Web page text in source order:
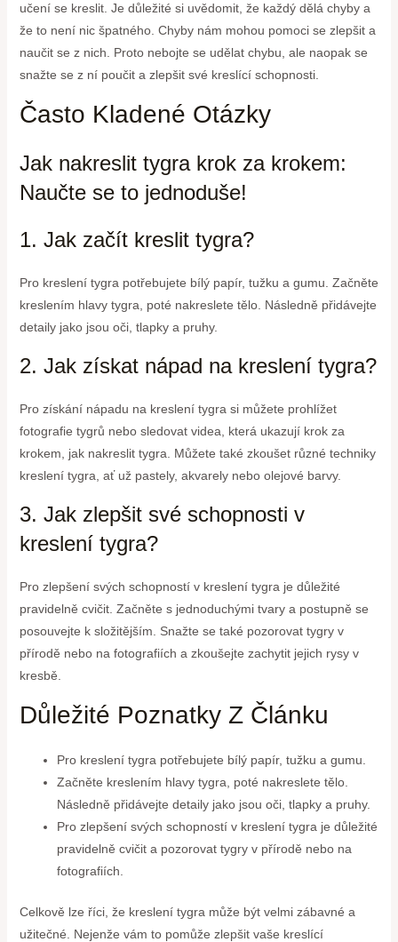
učení se kreslit. Je důležité si uvědomit, že každý dělá chyby a
že to není nic špatného. Chyby nám mohou pomoci se zlepšit a
naučit se z nich. Proto nebojte se udělat chybu, ale naopak se
snažte se z ní poučit a zlepšit své kreslící schopnosti.
Často Kladené Otázky
Jak nakreslit tygra krok za krokem:
Naučte se to jednoduše!
1. Jak začít kreslit tygra?
Pro kreslení tygra potřebujete bílý papír, tužku a gumu. Začněte
kreslením hlavy tygra, poté nakreslete tělo. Následně přidávejte
detaily jako jsou oči, tlapky a pruhy.
2. Jak získat nápad na kreslení tygra?
Pro získání nápadu na kreslení tygra si můžete prohlížet
fotografie tygrů nebo sledovat videa, která ukazují krok za
krokem, jak nakreslit tygra. Můžete také zkoušet různé techniky
kreslení tygra, ať už pastely, akvarely nebo olejové barvy.
3. Jak zlepšit své schopnosti v
kreslení tygra?
Pro zlepšení svých schopností v kreslení tygra je důležité
pravidelně cvičit. Začněte s jednoduchými tvary a postupně se
posouvejte k složitějším. Snažte se také pozorovat tygry v
přírodě nebo na fotografiích a zkoušejte zachytit jejich rysy v
kresbě.
Důležité Poznatky Z Článku
Pro kreslení tygra potřebujete bílý papír, tužku a gumu.
Začněte kreslením hlavy tygra, poté nakreslete tělo.
Následně přidávejte detaily jako jsou oči, tlapky a pruhy.
Pro zlepšení svých schopností v kreslení tygra je důležité
pravidelně cvičit a pozorovat tygry v přírodě nebo na
fotografiích.
Celkově lze říci, že kreslení tygra může být velmi zábavné a
užitečné. Nejenže vám to pomůže zlepšit vaše kreslící